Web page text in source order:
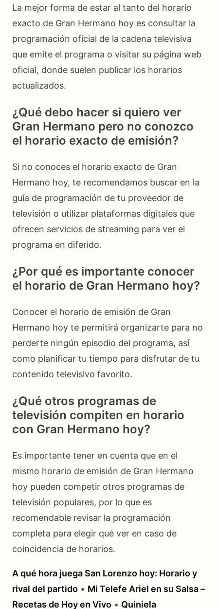
La mejor forma de estar al tanto del horario
exacto de Gran Hermano hoy es consultar la
programación oficial de la cadena televisiva
que emite el programa o visitar su página web
oficial, donde suelen publicar los horarios
actualizados.
¿Qué debo hacer si quiero ver
Gran Hermano pero no conozco
el horario exacto de emisión?
Si no conoces el horario exacto de Gran
Hermano hoy, te recomendamos buscar en la
guía de programación de tu proveedor de
televisión o utilizar plataformas digitales que
ofrecen servicios de streaming para ver el
programa en diferido.
¿Por qué es importante conocer
el horario de Gran Hermano hoy?
Conocer el horario de emisión de Gran
Hermano hoy te permitirá organizarte para no
perderte ningún episodio del programa, así
como planificar tu tiempo para disfrutar de tu
contenido televisivo favorito.
¿Qué otros programas de
televisión compiten en horario
con Gran Hermano hoy?
Es importante tener en cuenta que en el
mismo horario de emisión de Gran Hermano
hoy pueden competir otros programas de
televisión populares, por lo que es
recomendable revisar la programación
completa para elegir qué ver en caso de
coincidencia de horarios.
A qué hora juega San Lorenzo hoy: Horario y
rival del partido • Mi Telefe Ariel en su Salsa –
Recetas de Hoy en Vivo • Quiniela